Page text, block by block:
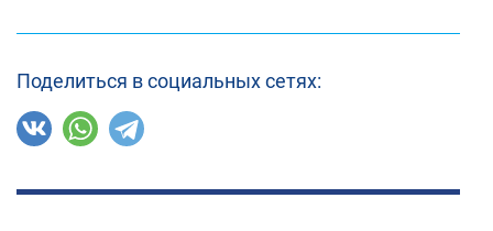
Поделиться в социальных сетях: